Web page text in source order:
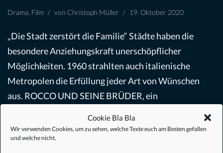
Cookie Bla Bla
Wir verwenden Cookies, um zu sehen, welche Texte euch am Besten gefallen
und welche nicht.
Drama, Film von Christoph Müller 19. Oktober 2020
„Die Stadt zerstört die Familie“ Städte haben die
besondere Anziehungskraft unerschöpflicher
Möglichkeiten. 1960 strahlten auch italienische
Metropolen die Erfüllung jeder Art von Wünschen
aus. ROCCO UND SEINE BRÜDER, ein